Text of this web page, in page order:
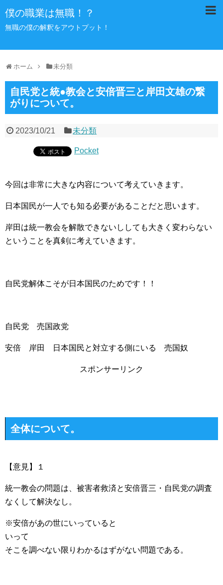
僕の職業は無職！？
無職の僕の解釈をアウトプット！
ホーム 未分類
自民党と統●教会と安倍晋三と岸田文雄の繋
がりについて。
2023/10/21 未分類
Pocket
今回は非常に大きな内容について考えていきます。
日本国民が一人でも知る必要があることだと思います。
岸田は統一教会を解散できないししても大きく変わらない
ということを真剣に考えていきます。
自民党解体こそが日本国民のためです！！
自民党 売国政党
安倍 岸田 日本国民と対立する側にいる 売国奴
スポンサーリンク
全体について。
【意見】１
統一教会の問題は、被害者救済と安倍晋三・自民党の調査
なくして解決なし。
※安倍があの世にいっていると
いって
そこを調べない限りわかるはずがない問題である。